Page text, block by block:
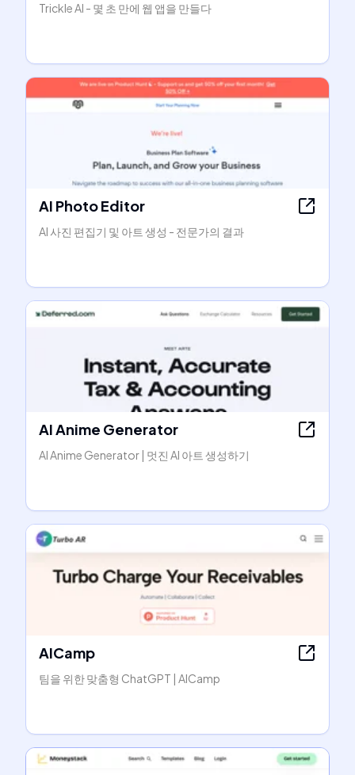
Trickle AI - 몇 초 만에 웹 앱을 만들다
AI Photo Editor
AI 사진 편집기 및 아트 생성 - 전문가의 결과
AI Anime Generator
AI Anime Generator | 멋진 AI 아트 생성하기
AICamp
팀을 위한 맞춤형 ChatGPT | AICamp